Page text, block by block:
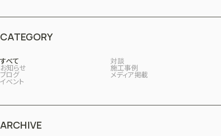
CATEGORY
すべて 対談
お知らせ 施工事例
ブログ メディア掲載
イベント
ARCHIVE